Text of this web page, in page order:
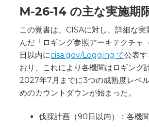
M-26-14 の主な実施期
この覚書は、CISAに対し、詳細な実
んだ「ロギング参照アーキテクチャ
日以内にcisa.gov/Logging で公表
おり、これにより各機関はロギング
2027年7月までに3つの成熟度レベ
めのカウントダウンが始まった。
伐採計画（90日以内）：各機